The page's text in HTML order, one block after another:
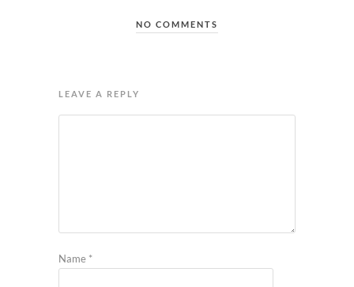
NO COMMENTS
LEAVE A REPLY
Name *